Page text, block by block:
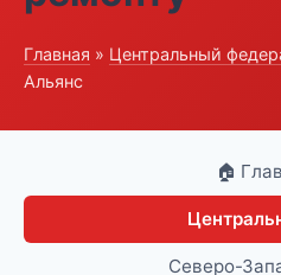
Главная » Центральный
Альянс
🏠
Северо-